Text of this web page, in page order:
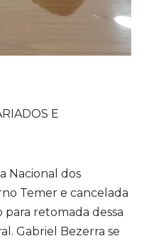
E
Nacional dos
Temer e cancelada
para retomada dessa
Gabriel Bezerra se